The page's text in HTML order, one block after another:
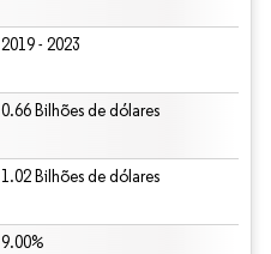
2019 - 2023
0.66 Bilhões de dólares
1.02 Bilhões de dólares
9.00%